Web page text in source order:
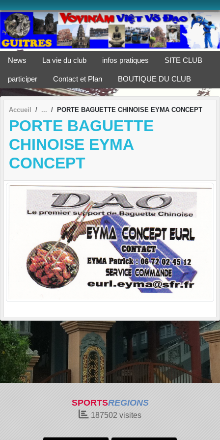
News La vie du club infos pratiques SITE CLUB
participer Contact et Plan BOUTIQUE DU CLUB
Accueil PORTE BAGUETTE CHINOISE EYMA CONCEPT
PORTE BAGUETTE
CHINOISE EYMA
CONCEPT
SPORTSREGIONS
187502 visites